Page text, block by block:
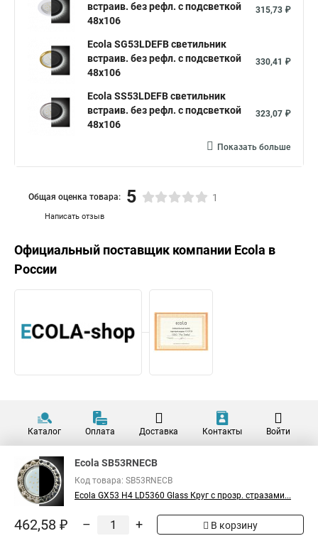
встраив. без рефл. с подсветкой
48x106
315,73 ₽
Ecola SG53LDEFB светильник
встраив. без рефл. с подсветкой
48x106
330,41 ₽
Ecola SS53LDEFB светильник
встраив. без рефл. с подсветкой
48x106
323,07 ₽
Показать больше
Написать отзыв
Общая оценка товара: 5 1
Официальный поставщик компании Ecola в
России
Каталог Оплата Доставка Контакты Войти
Ecola SB53RNECB
Код товара: SB53RNECB
Ecola GX53 H4 LD5360 Glass Круг с прозр. стразами...
462,58 ₽ – + В корзину